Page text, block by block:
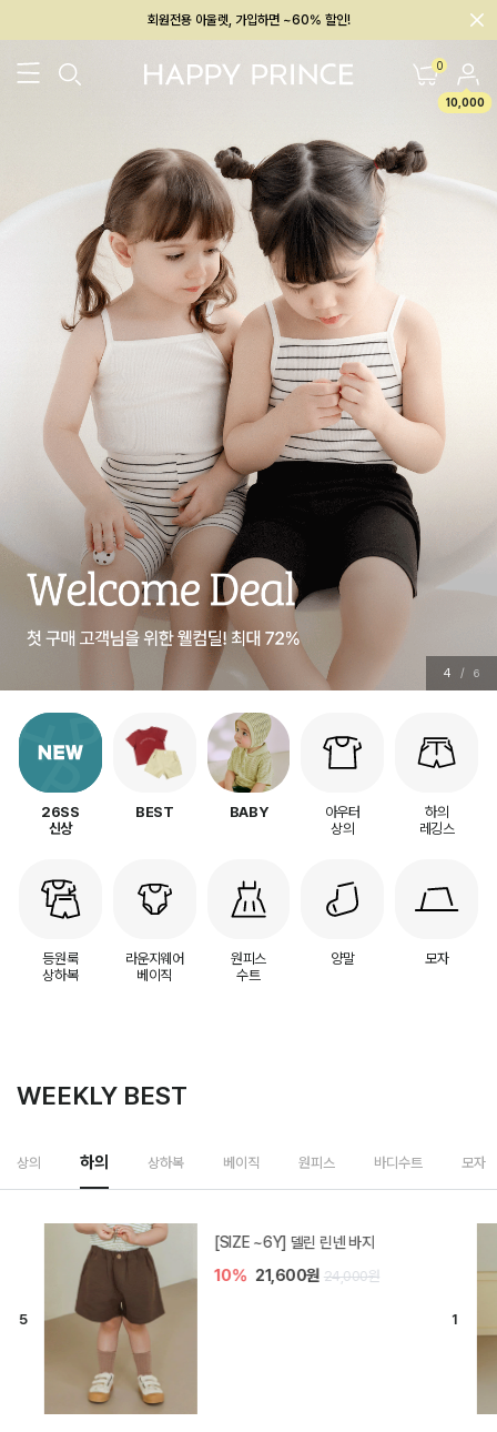
회원전용 아울렛, 가입하면 ~60% 할인!
0
10,000
5 / 6
26SS
신상
BEST BABY
아우터
상의
하의
레깅스
등원룩
상하복
라운지웨어
베이직
원피스
수트
양말 모자
WEEKLY BEST
상의 하의 상하복 베이직 원피스 바디수트 모자
[SIZE ~6Y] 델린 린넨 바지
10% 21,600원 24,000원